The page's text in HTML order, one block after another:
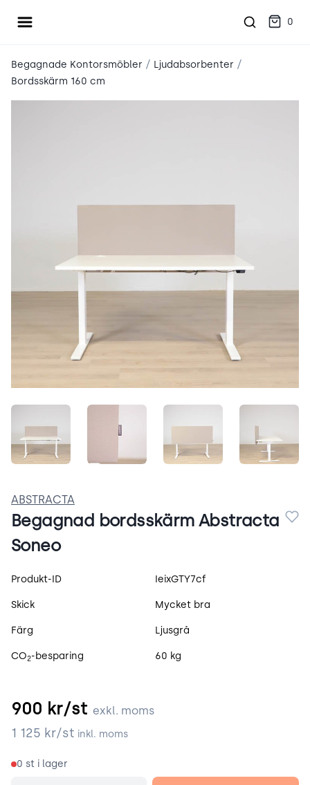
Öppna meny 0
Begagnade Kontorsmöbler / Ljudabsorbenter /
Bordsskärm 160 cm
0u46ruphA9H_.jpegcUFI_CClmOun.jpegjGzhBiDqAq6O.jpeg
ABSTRACTA
Begagnad bordsskärm Abstracta
Soneo
Produktspecifikation
Produkt-ID IeixGTY7cf
Skick Mycket bra
Färg Ljusgrå
CO2-besparing 60 kg
900 kr/st exkl. moms
1 125 kr/st inkl. moms
0 st i lager